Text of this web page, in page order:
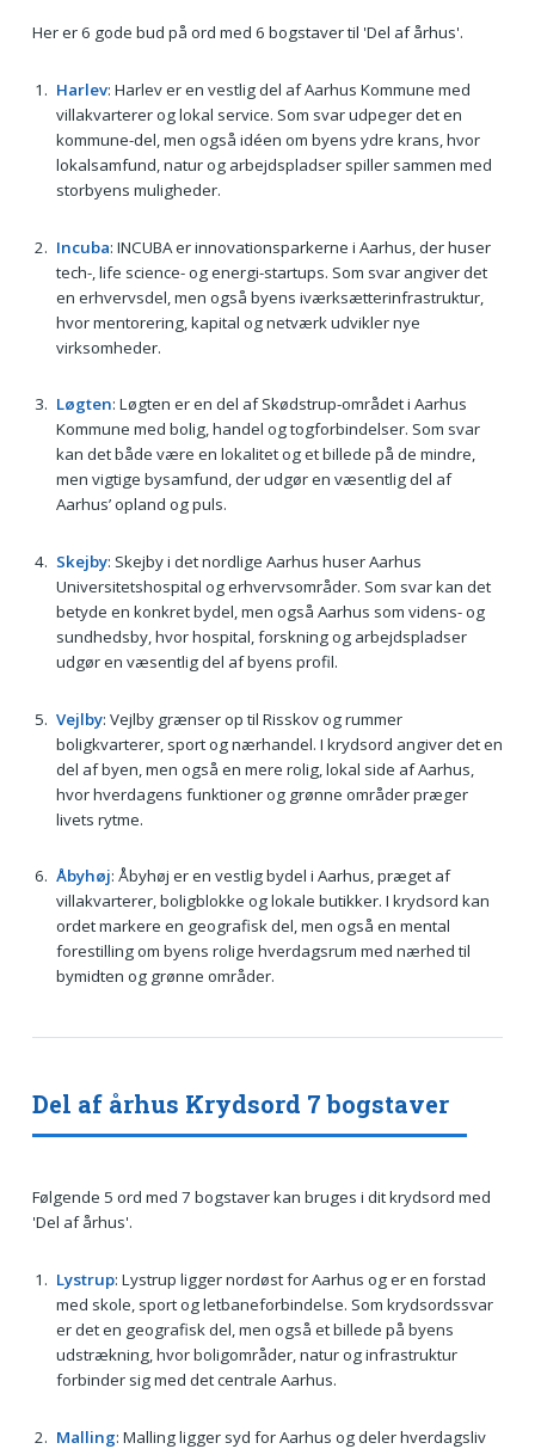
Her er 6 gode bud på ord med 6 bogstaver til 'Del af århus'.
Harlev: Harlev er en vestlig del af Aarhus Kommune med
villakvarterer og lokal service. Som svar udpeger det en
kommune-del, men også idéen om byens ydre krans, hvor
lokalsamfund, natur og arbejdspladser spiller sammen med
storbyens muligheder.
Incuba: INCUBA er innovationsparkerne i Aarhus, der huser
tech-, life science- og energi-startups. Som svar angiver det
en erhvervsdel, men også byens iværksætterinfrastruktur,
hvor mentorering, kapital og netværk udvikler nye
virksomheder.
Løgten: Løgten er en del af Skødstrup-området i Aarhus
Kommune med bolig, handel og togforbindelser. Som svar
kan det både være en lokalitet og et billede på de mindre,
men vigtige bysamfund, der udgør en væsentlig del af
Aarhus’ opland og puls.
Skejby: Skejby i det nordlige Aarhus huser Aarhus
Universitetshospital og erhvervsområder. Som svar kan det
betyde en konkret bydel, men også Aarhus som videns- og
sundhedsby, hvor hospital, forskning og arbejdspladser
udgør en væsentlig del af byens profil.
Vejlby: Vejlby grænser op til Risskov og rummer
boligkvarterer, sport og nærhandel. I krydsord angiver det en
del af byen, men også en mere rolig, lokal side af Aarhus,
hvor hverdagens funktioner og grønne områder præger
livets rytme.
Åbyhøj: Åbyhøj er en vestlig bydel i Aarhus, præget af
villakvarterer, boligblokke og lokale butikker. I krydsord kan
ordet markere en geografisk del, men også en mental
forestilling om byens rolige hverdagsrum med nærhed til
bymidten og grønne områder.
Del af århus Krydsord 7 bogstaver
Følgende 5 ord med 7 bogstaver kan bruges i dit krydsord med
'Del af århus'.
Lystrup: Lystrup ligger nordøst for Aarhus og er en forstad
med skole, sport og letbaneforbindelse. Som krydsordssvar
er det en geografisk del, men også et billede på byens
udstrækning, hvor boligområder, natur og infrastruktur
forbinder sig med det centrale Aarhus.
Malling: Malling ligger syd for Aarhus og deler hverdagsliv